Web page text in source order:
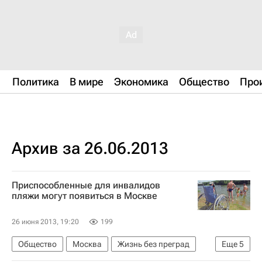
Политика В мире Экономика Общество
Архив за 26.06.2013
Приспособленные для инвалидов
пляжи могут появиться в Москве
26 июня 2013, 19:20 199
Еще5
Общество Москва
Жизнь без преград
Европа
Центральный ФО
Весь мир